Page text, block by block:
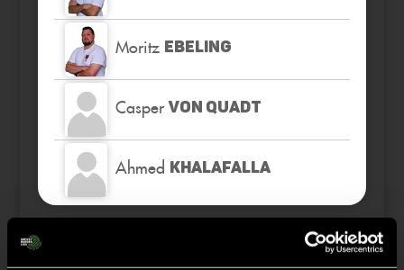
Moritz EBELING
Casper VON QUADT
Ahmed KHALAFALLA